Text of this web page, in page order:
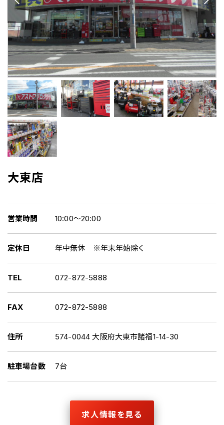
大東店
営業時間 10:00～20:00
定休日 年中無休 ※年末年始除く
TEL 072-872-5888
FAX 072-872-5888
住所 574-0044 大阪府大東市諸福1-14-30
駐車場台数 7台
求人情報を見る